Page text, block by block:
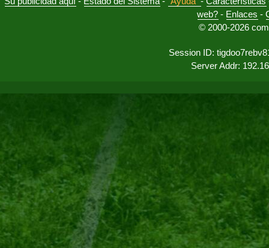
web? - Enlaces -
© 2000-2026
Session ID:
Server Addr: